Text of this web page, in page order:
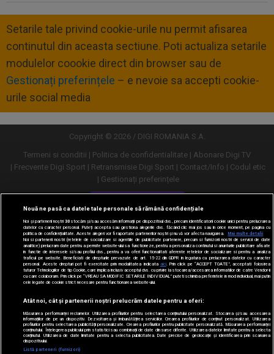
Setarile tale privind cookie-urile nu permit afisarea
continutul din aceasta sectiune. Poti actualiza setarile
modulelor coookie direct din browser sau de
Gestionați preferințele – e nevoie sa accepti cookie-
urile social media
Copyright © 2026 / DIGI ROMANIA S.A.
Termeni si conditii
Politica de confidentialitate
Abonare Digi TV
Frecvente Digi Sport
Retransmisie Digi Sport Contact/Info
Codul etic
Gestionați preferințele
Versiune desktop
Nouă ne pasă ca datele tale personale să rămână confidențiale
Noi și partenerii noștri30stocăm și/sau accesăm informații pe dispozitivul dvs., precum identificatorii cookie unici pentru prelucrarea
datelor cu caracter personal. Puteți accepta sau gestiona alegerile dvs. făcând clic mai jos sau în orice moment, pe pagina cu
politica de confidențialitate. Aceste alegeri vor fi raportate partenerilor noștri și nu vă vor afecta navigarea.
Mai multe detalii
Noi si partenerii nostri (retelele de socializare si agentiile de publicitate partenere, precum si furnizorii nostri de servicii de date
analitice) prelucram date pentru a permite website-ului sa functioneze, pentru a personaliza continutul si anunturile publicitare afisate
in functie de interesele si/sau profilul dvs., pentru a va oferi functionalitati aferente retelelor de socializare si pentru a analiza
traficul pe website. Beneficiati de drepturile prevazute de art. 15-22 din GDPR in legatura cu prelucrarea datelor cu caracter
personal. Aceste drepturi pot fi exercitate prin modalitatea indicata aici. Prin click pe “ACCEPT TOATE”, acceptati folosirea
tuturor Tehnologiilor de tip Cookie, care implica inclusiv acceptul dvs. cu privire la stocarea/accesarea informatiilor de catre Vendor-ii
cu care colaboram. Prin click pe “VREAU SA MODIFIC SETARILE INDIVIDUAL” puteti schimba preferintele in mod individual, mai putin
cele legate de cookie strict necesare pentru functionarea website-ului.
Atât noi, cât și partenerii noștri prelucrăm datele pentru a oferi:
Măsurarea performanței reclamelor. Utilizarea profilurilor pentru selectarea conținutului personalizat. Stocarea și/sau accesarea
informațiilor de pe un dispozitiv. Dezvoltarea și îmbunătățirea serviciilor. Crearea profilurilor de conținut personalizat. Utilizarea
profilurilor pentru selectarea publicității personalizate. Crearea profilurilor pentru publicitate personalizată. Măsurarea performanței
conținutului. Înțelegerea publicului prin statistici sau combinații de date din surse diferite. Utilizarea datelor limitate pentru a selecta
conținutul. Utilizarea de date limitate pentru a selecta publicitatea. Date precise de geolocație și identificarea prin scanarea
dispozitivului.
Listă parteneri (furnizori)